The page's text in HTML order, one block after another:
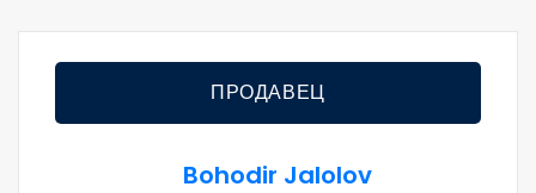
ПРОДАВЕЦ
Bohodir Jalolov